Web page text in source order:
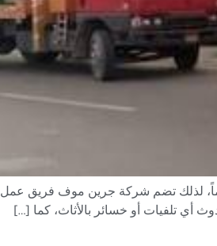
لذلك تضم شركة جرين موف فريق عمل
أي تلفيات أو خسائر بالأثاث، كما […]